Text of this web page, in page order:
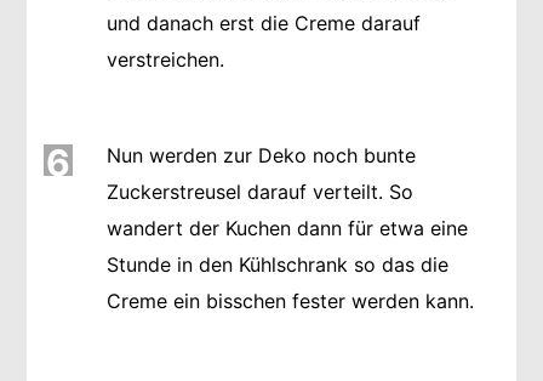
und danach erst die Creme darauf
verstreichen.
6
Nun werden zur Deko noch bunte
Zuckerstreusel darauf verteilt. So
wandert der Kuchen dann für etwa eine
Stunde in den Kühlschrank so das die
Creme ein bisschen fester werden kann.